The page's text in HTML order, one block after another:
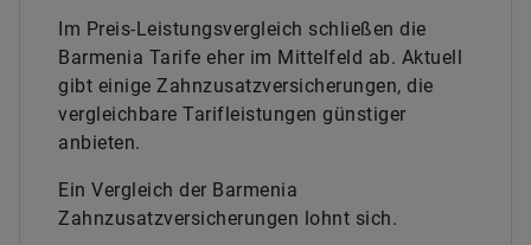
Im Preis-Leistungsvergleich schließen die
Barmenia Tarife eher im Mittelfeld ab. Aktuell
gibt einige Zahnzusatzversicherungen, die
vergleichbare Tarifleistungen günstiger
anbieten.
Ein Vergleich der Barmenia
Zahnzusatzversicherungen lohnt sich.